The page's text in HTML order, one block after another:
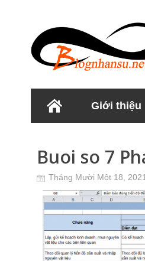
Giới thiệu
Buoi so 7
Tháng Mười Một 18, 2021